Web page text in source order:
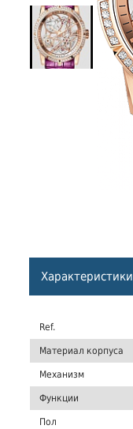
Характеристики
Ref.
Материал корпуса
Механизм
Функции
Пол